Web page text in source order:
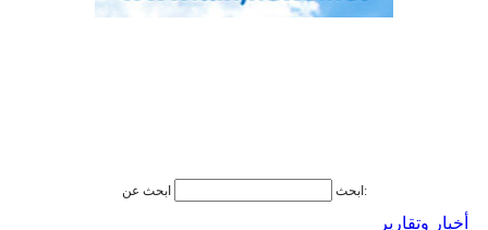
ابحث ابحث عن:
أخبار وتقارير